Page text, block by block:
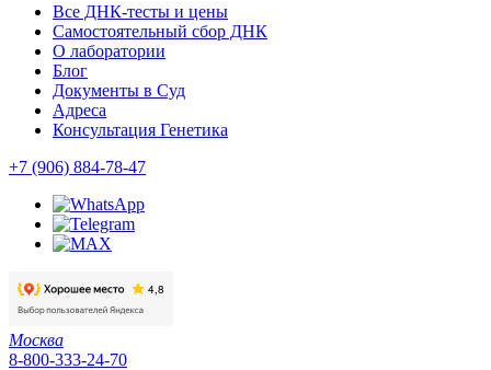
Все ДНК-тесты и цены
Самостоятельный сбор ДНК
О лаборатории
Блог
Документы в Суд
Адреса
Консультация Генетика
+7 (906) 884-78-47
Москва
8-800-333-24-70